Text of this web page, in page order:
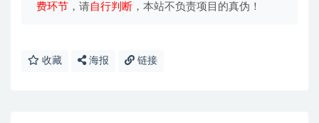
费环节 ，请自行判断 ，本站不负责项目的真伪！
收藏 海报 链接